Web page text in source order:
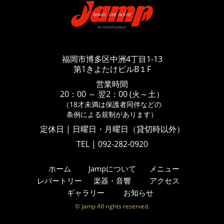
福岡市博多区中洲4丁目1-13
第1きよたけビルB１F
営業時間
20：00 ～ 翌2：00 (火～土）
（18才未満は保護者同伴などの
条例による規制があります）
定休日 | 日曜日・月曜日（貸切時以外）
TEL | 092-282-0920
ホーム Jampについて
メニュー
レパートリー
楽器・音響
アクセス
ギャラリー
お知らせ
© Jamp All rights reserved.